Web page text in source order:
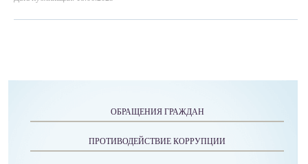
ОБРАЩЕНИЯ ГРАЖДАН
ПРОТИВОДЕЙСТВИЕ КОРРУПЦИИ